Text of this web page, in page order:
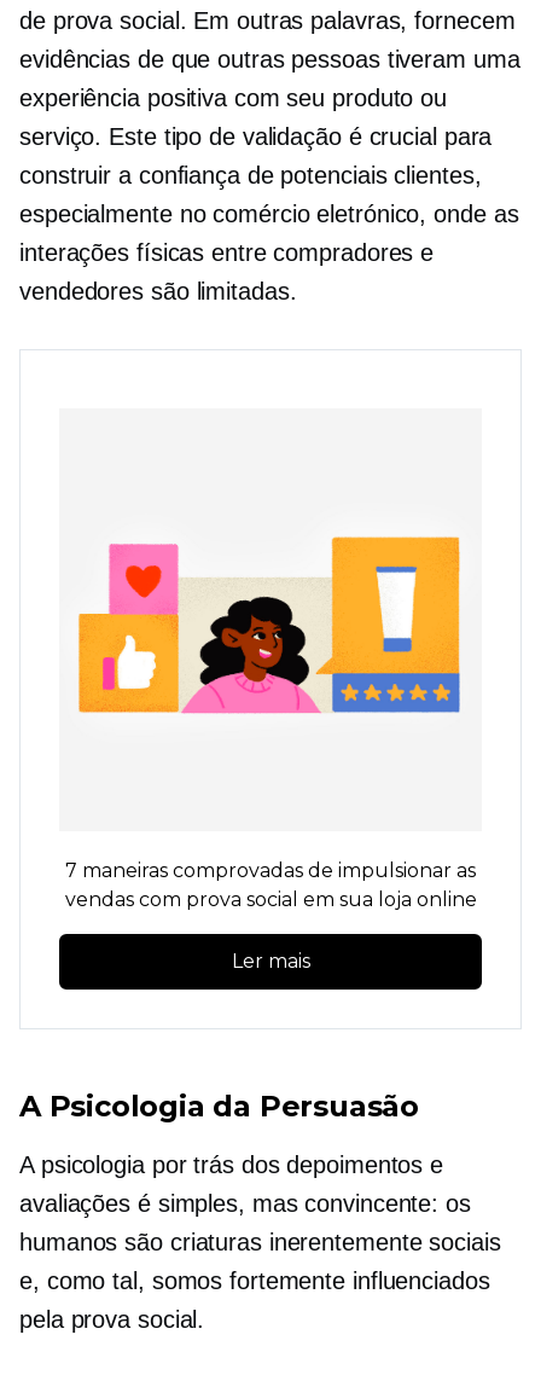
de prova social. Em outras palavras, fornecem
evidências de que outras pessoas tiveram uma
experiência positiva com seu produto ou
serviço. Este tipo de validação é crucial para
construir a confiança de potenciais clientes,
especialmente no comércio eletrónico, onde as
interações físicas entre compradores e
vendedores são limitadas.
7 maneiras comprovadas de impulsionar as
vendas com prova social em sua loja online
Ler mais
A Psicologia da Persuasão
A psicologia por trás dos depoimentos e
avaliações é simples, mas convincente: os
humanos são criaturas inerentemente sociais
e, como tal, somos fortemente influenciados
pela prova social.